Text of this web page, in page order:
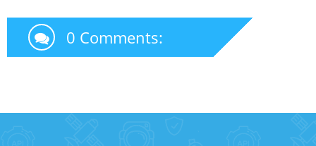
0 Comments: